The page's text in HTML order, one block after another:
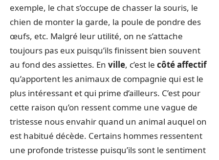
exemple, le chat s’occupe de chasser la souris, le
chien de monter la garde, la poule de pondre des
œufs, etc. Malgré leur utilité, on ne s’attache
toujours pas eux puisqu’ils finissent bien souvent
au fond des assiettes. En ville, c’est le côté affectif
qu’apportent les animaux de compagnie qui est le
plus intéressant et qui prime d’ailleurs. C’est pour
cette raison qu’on ressent comme une vague de
tristesse nous envahir quand un animal auquel on
est habitué décède. Certains hommes ressentent
une profonde tristesse puisqu’ils sont le sentiment